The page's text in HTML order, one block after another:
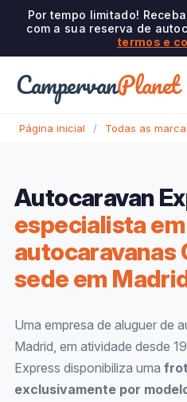
Por tempo limitado!
com a sua reserva de
termos e
CampervanPlanet
Página inicial / Todas as
Autocaravan
especialista em
autocaravanas
sede em
Uma empresa de aluguer de
Madrid, em atividade desde
Express disponibiliza uma
exclusivamente por